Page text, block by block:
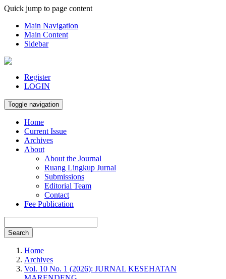
Quick jump to page content
Main Navigation
Main Content
Sidebar
Register
LOGIN
Toggle navigation
Home
Current Issue
Archives
About
About the Journal
Ruang Lingkup Jurnal
Submissions
Editorial Team
Contact
Fee Publication
Search
Home
Archives
Vol. 10 No. 1 (2026): JURNAL KESEHATAN